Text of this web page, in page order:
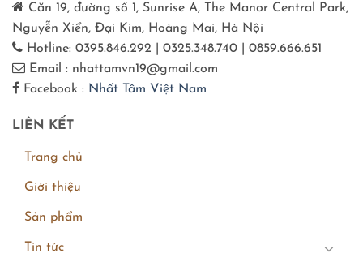
Căn 19, đường số 1, Sunrise A, The Manor Central Park,
Nguyễn Xiển, Đại Kim, Hoàng Mai, Hà Nội
Hotline: 0395.846.292 | 0325.348.740 | 0859.666.651
Email : nhattamvn19@gmail.com
Facebook : Nhất Tâm Việt Nam
LIÊN KẾT
Trang chủ
Giới thiệu
Sản phẩm
Tin tức